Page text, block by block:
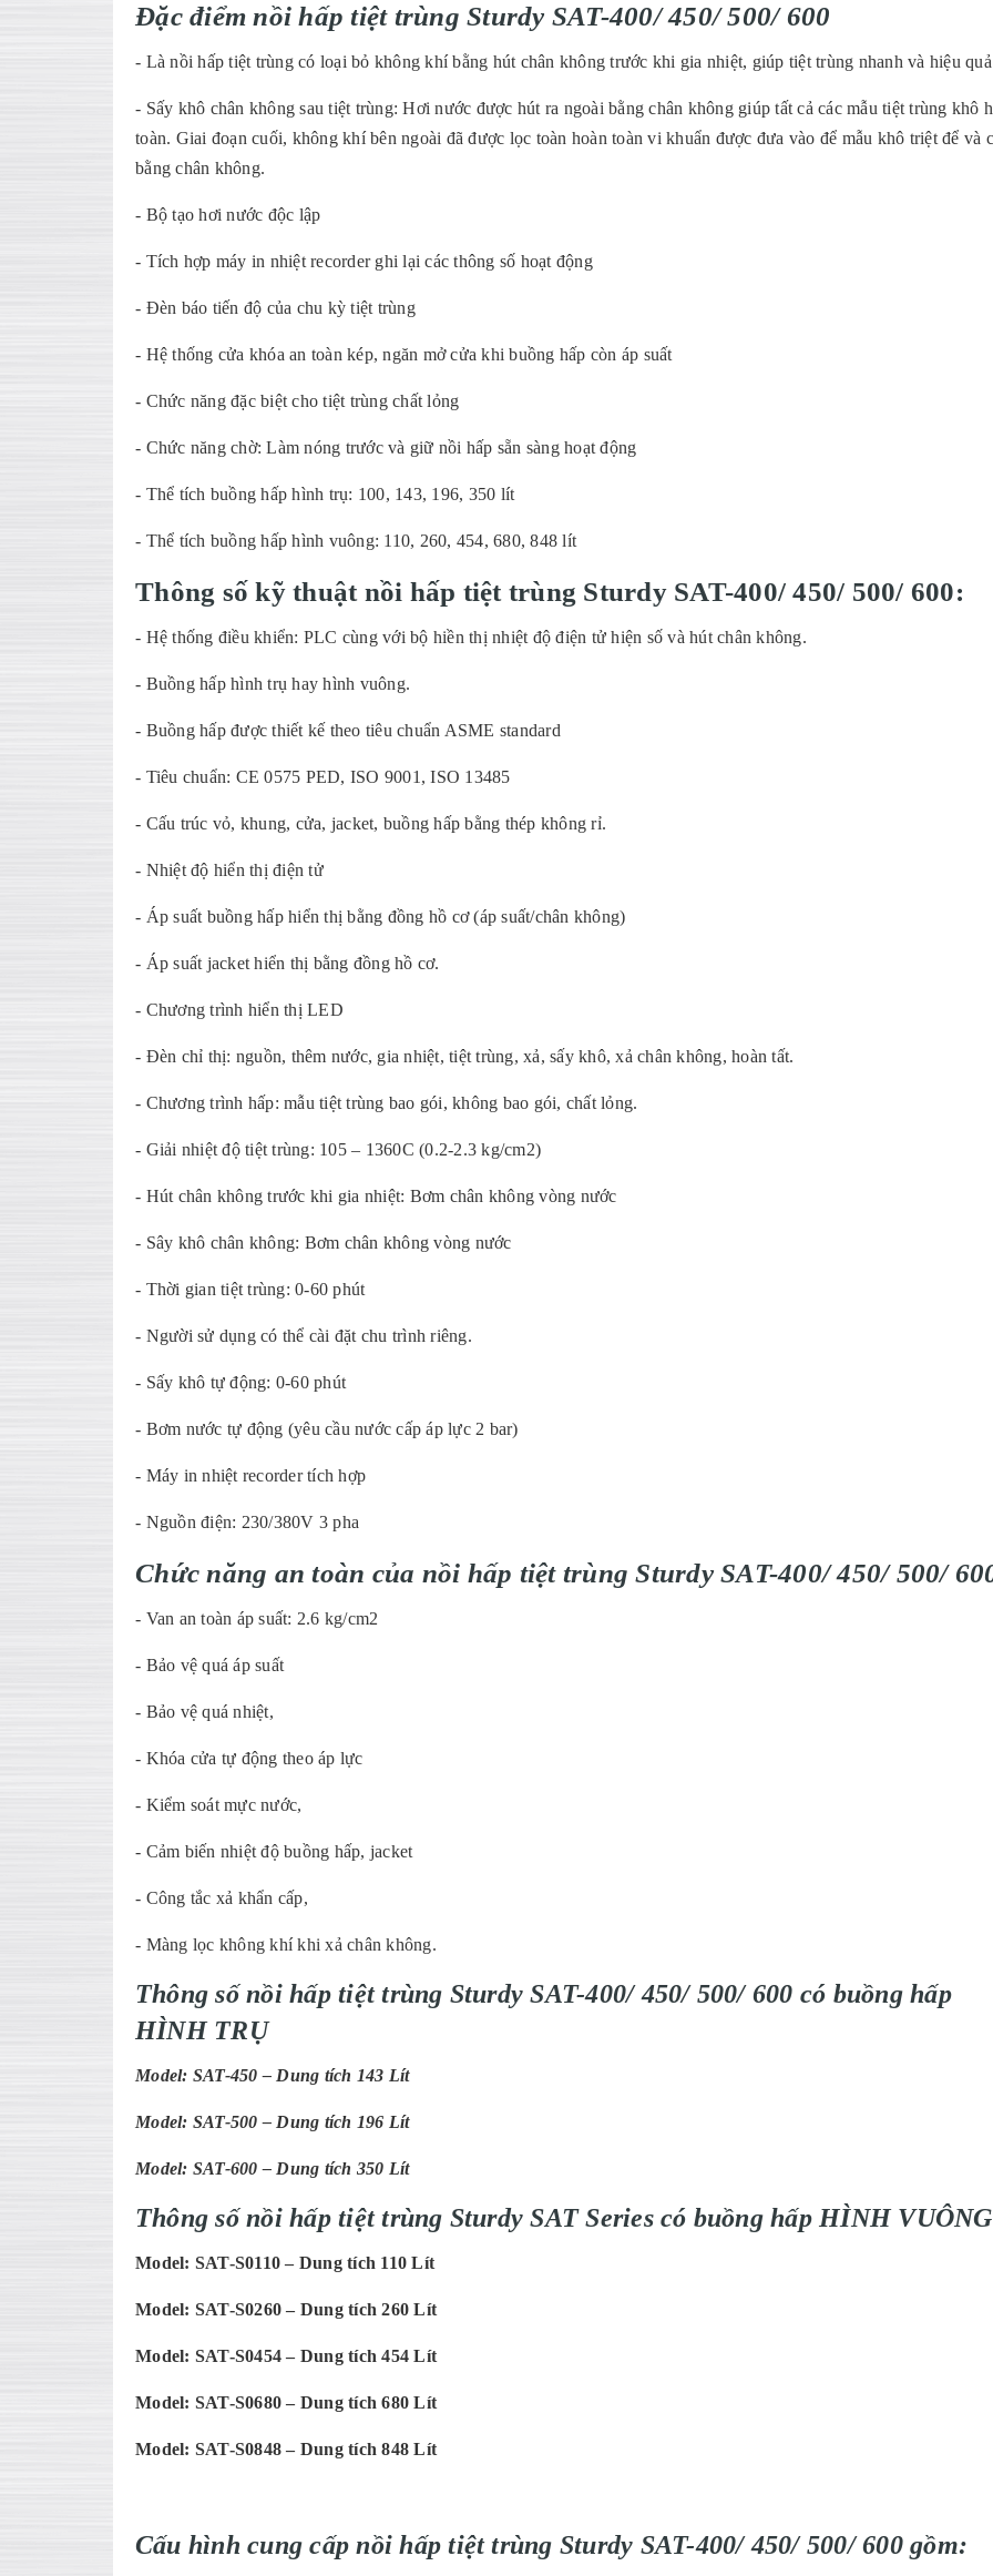
Đặc điểm nồi hấp tiệt trùng Sturdy SAT-400/ 450/ 500/ 600
- Là nồi hấp tiệt trùng có loại bỏ không khí bằng hút chân không trước khi gia nhiệt, giúp tiệt trùng nhanh và hiệu quả
- Sấy khô chân không sau tiệt trùng: Hơi nước được hút ra ngoài bằng chân không giúp tất cả các mẫu tiệt trùng khô
toàn. Giai đoạn cuối, không khí bên ngoài đã được lọc toàn hoàn toàn vi khuẩn được đưa vào để mẫu khô triệt để và
bằng chân không.
- Bộ tạo hơi nước độc lập
- Tích hợp máy in nhiệt recorder ghi lại các thông số hoạt động
- Đèn báo tiến độ của chu kỳ tiệt trùng
- Hệ thống cửa khóa an toàn kép, ngăn mở cửa khi buồng hấp còn áp suất
- Chức năng đặc biệt cho tiệt trùng chất lỏng
- Chức năng chờ: Làm nóng trước và giữ nồi hấp sẵn sàng hoạt động
- Thể tích buồng hấp hình trụ: 100, 143, 196, 350 lít
- Thể tích buồng hấp hình vuông: 110, 260, 454, 680, 848 lít
Thông số kỹ thuật nồi hấp tiệt trùng Sturdy SAT-400/ 450/ 500/ 600:
- Hệ thống điều khiển: PLC cùng với bộ hiền thị nhiệt độ điện tử hiện số và hút chân không.
- Buồng hấp hình trụ hay hình vuông.
- Buồng hấp được thiết kế theo tiêu chuẩn ASME standard
- Tiêu chuẩn: CE 0575 PED, ISO 9001, ISO 13485
- Cấu trúc vỏ, khung, cửa, jacket, buồng hấp bằng thép không rỉ.
- Nhiệt độ hiển thị điện tử
- Áp suất buồng hấp hiển thị bằng đồng hồ cơ (áp suất/chân không)
- Áp suất jacket hiển thị bằng đồng hồ cơ.
- Chương trình hiển thị LED
- Đèn chỉ thị: nguồn, thêm nước, gia nhiệt, tiệt trùng, xả, sấy khô, xả chân không, hoàn tất.
- Chương trình hấp: mẫu tiệt trùng bao gói, không bao gói, chất lỏng.
- Giải nhiệt độ tiệt trùng: 105 – 1360C (0.2-2.3 kg/cm2)
- Hút chân không trước khi gia nhiệt: Bơm chân không vòng nước
- Sây khô chân không: Bơm chân không vòng nước
- Thời gian tiệt trùng: 0-60 phút
- Người sử dụng có thể cài đặt chu trình riêng.
- Sấy khô tự động: 0-60 phút
- Bơm nước tự động (yêu cầu nước cấp áp lực 2 bar)
- Máy in nhiệt recorder tích hợp
- Nguồn điện: 230/380V 3 pha
Chức năng an toàn của nồi hấp tiệt trùng Sturdy SAT-400/ 450/ 500/
- Van an toàn áp suất: 2.6 kg/cm2
- Bảo vệ quá áp suất
- Bảo vệ quá nhiệt,
- Khóa cửa tự động theo áp lực
- Kiểm soát mực nước,
- Cảm biến nhiệt độ buồng hấp, jacket
- Công tắc xả khẩn cấp,
- Màng lọc không khí khi xả chân không.
Thông số nồi hấp tiệt trùng Sturdy SAT-400/ 450/ 500/ 600 có buồng hấp
HÌNH TRỤ
Model: SAT-450 – Dung tích 143 Lít
Model: SAT-500 – Dung tích 196 Lít
Model: SAT-600 – Dung tích 350 Lít
Thông số nồi hấp tiệt trùng Sturdy SAT Series có buồng hấp HÌNH VUÔNG
Model: SAT-S0110 – Dung tích 110 Lít
Model: SAT-S0260 – Dung tích 260 Lít
Model: SAT-S0454 – Dung tích 454 Lít
Model: SAT-S0680 – Dung tích 680 Lít
Model: SAT-S0848 – Dung tích 848 Lít
Cấu hình cung cấp nồi hấp tiệt trùng Sturdy SAT-400/ 450/ 500/ 600 gồm: